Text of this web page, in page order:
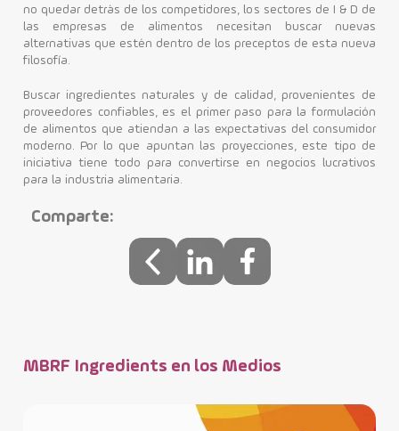
no quedar detrás de los competidores, los sectores de I & D de
las empresas de alimentos necesitan buscar nuevas
alternativas que estén dentro de los preceptos de esta nueva
filosofía.
Buscar ingredientes naturales y de calidad, provenientes de
proveedores confiables, es el primer paso para la formulación
de alimentos que atiendan a las expectativas del consumidor
moderno. Por lo que apuntan las proyecciones, este tipo de
iniciativa tiene todo para convertirse en negocios lucrativos
para la industria alimentaria.
Comparte:
MBRF Ingredients en los Medios